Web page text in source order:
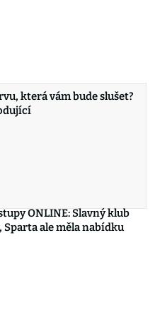
která vám bude slušet?
ONLINE: Slavný klub
Sparta ale měla nabídku